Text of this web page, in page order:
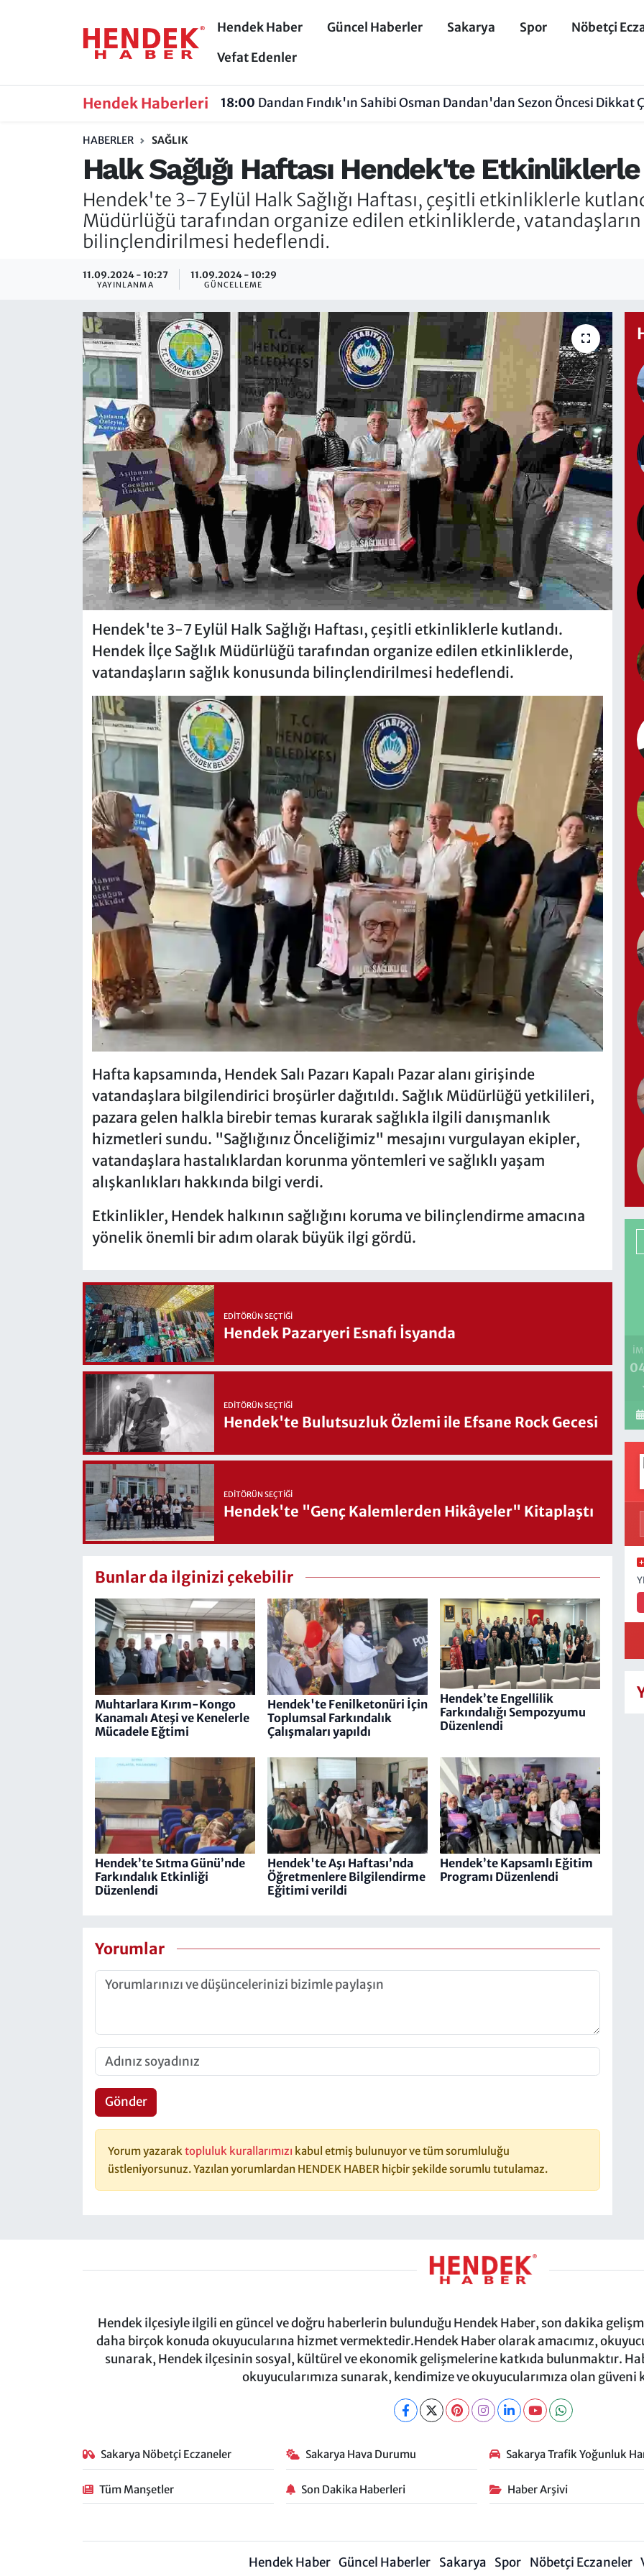
Hendek Haber Güncel Haberler Sakarya Spor
Nöbetçi
Vefat Edenler
Hendek Haberleri 18:00 Dandan Fındık'ın Sahibi Osman Dandan'dan Sezon Öncesi Dikkat
HABERLER SAĞLIK
Halk Sağlığı Haftası Hendek'te
Hendek'te 3-7 Eylül Halk Sağlığı Haftası, çeşitli etkinliklerle
Müdürlüğü tarafından organize edilen etkinliklerde, vatandaşların
bilinçlendirilmesi hedeflendi.
11.09.2024 - 10:27
YAYINLANMA
11.09.2024 - 10:29
GÜNCELLEME
Hendek'te 3-7 Eylül Halk Sağlığı Haftası, çeşitli etkinliklerle kutlandı.
Hendek İlçe Sağlık Müdürlüğü tarafından organize edilen etkinliklerde,
vatandaşların sağlık konusunda bilinçlendirilmesi hedeflendi.
Hafta kapsamında, Hendek Salı Pazarı Kapalı Pazar alanı girişinde
vatandaşlara bilgilendirici broşürler dağıtıldı. Sağlık Müdürlüğü yetkilileri,
pazara gelen halkla birebir temas kurarak sağlıkla ilgili danışmanlık
hizmetleri sundu. "Sağlığınız Önceliğimiz" mesajını vurgulayan ekipler,
vatandaşlara hastalıklardan korunma yöntemleri ve sağlıklı yaşam
alışkanlıkları hakkında bilgi verdi.
Etkinlikler, Hendek halkının sağlığını koruma ve bilinçlendirme amacına
yönelik önemli bir adım olarak büyük ilgi gördü.
EDITÖRÜN SEÇTIĞI
Hendek Pazaryeri Esnafı İsyanda
EDITÖRÜN SEÇTIĞI
Hendek'te Bulutsuzluk Özlemi ile Efsane Rock Gecesi
EDITÖRÜN SEÇTIĞI
Hendek'te "Genç Kalemlerden Hikâyeler" Kitaplaştı
Bunlar da ilginizi çekebilir
Muhtarlara Kırım-Kongo
Kanamalı Ateşi ve Kenelerle
Mücadele Eğtimi
Hendek'te Fenilketonüri İçin
Toplumsal Farkındalık
Çalışmaları yapıldı
Hendek’te Engellilik
Farkındalığı Sempozyumu
Düzenlendi
Hendek’te Sıtma Günü’nde
Farkındalık Etkinliği
Düzenlendi
Hendek'te Aşı Haftası’nda
Öğretmenlere Bilgilendirme
Eğitimi verildi
Hendek’te Kapsamlı Eğitim
Programı Düzenlendi
Yorumlar
Gönder
Yorum yazarak topluluk kurallarımızı kabul etmiş bulunuyor ve tüm sorumluluğu
üstleniyorsunuz. Yazılan yorumlardan HENDEK HABER hiçbir şekilde sorumlu tutulamaz.
Hendek ilçesiyle ilgili en güncel ve doğru haberlerin bulunduğu Hendek Haber, son dakika
daha birçok konuda okuyucularına hizmet vermektedir.Hendek Haber olarak amacımız,
sunarak, Hendek ilçesinin sosyal, kültürel ve ekonomik gelişmelerine katkıda bulunmaktır.
okuyucularımıza sunarak, kendimize ve okuyucularımıza olan güveni
Sakarya Nöbetçi Eczaneler Sakarya Hava Durumu Sakarya Trafik Yoğunluk
Tüm Manşetler Son Dakika Haberleri Haber Arşivi
Hendek Haber Güncel Haberler Sakarya Spor Nöbetçi Eczaneler
Hendek Haber
Nöbetçi Eczaneler
Vefat Edenler
Hendek Haber
Sakarya
Hakkında
Hendek Haber Reklam Servisi
İletişim
Sakarya Nöbetçi Eczaneler
Süper Lig Puan Durumu ve Fikstür
Tüm Manşetler
Son Dakika Haberleri
Haber Arşivi